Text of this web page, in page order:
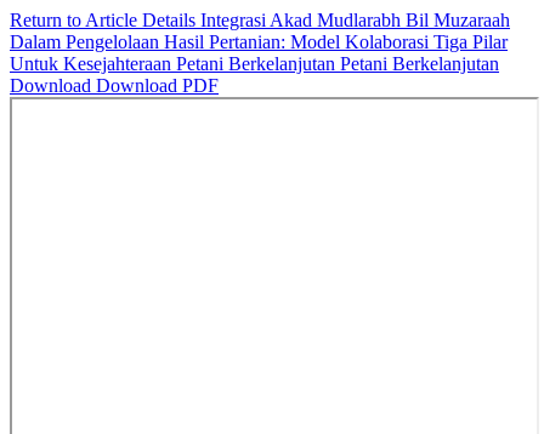
Return to Article Details Integrasi Akad Mudlarabh Bil Muzaraah
Dalam Pengelolaan Hasil Pertanian: Model Kolaborasi Tiga Pilar
Untuk Kesejahteraan Petani Berkelanjutan Petani Berkelanjutan
Download Download PDF